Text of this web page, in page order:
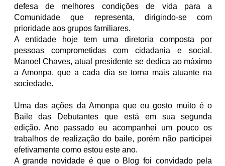
defesa de melhores condições de vida para a
Comunidade que representa, dirigindo-se com
prioridade aos grupos familiares.
A entidade hoje tem uma diretoria composta por
pessoas comprometidas com cidadania e social.
Manoel Chaves, atual presidente se dedica ao máximo
a Amonpa, que a cada dia se torna mais atuante na
sociedade.
Uma das ações da Amonpa que eu gosto muito é o
Baile das Debutantes que está em sua segunda
edição. Ano passado eu acompanhei um pouco os
trabalhos de realização do baile, porém não participei
efetivamente como estou este ano.
A grande novidade é que o Blog foi convidado pela